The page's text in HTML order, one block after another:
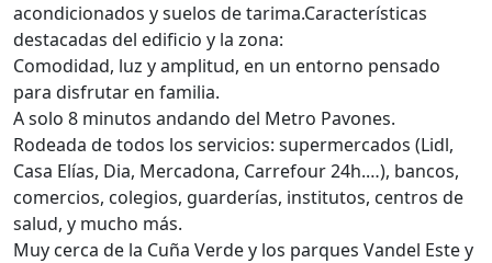
acondicionados y suelos de tarima.Características
destacadas del edificio y la zona:
Comodidad, luz y amplitud, en un entorno pensado
para disfrutar en familia.
A solo 8 minutos andando del Metro Pavones.
Rodeada de todos los servicios: supermercados (Lidl,
Casa Elías, Dia, Mercadona, Carrefour 24h.…), bancos,
comercios, colegios, guarderías, institutos, centros de
salud, y mucho más.
Muy cerca de la Cuña Verde y los parques Vandel Este y